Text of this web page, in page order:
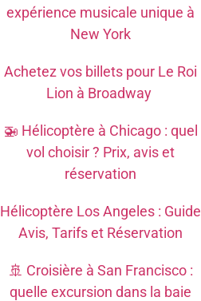
expérience musicale unique à
New York
Achetez vos billets pour Le Roi
Lion à Broadway
🚁 Hélicoptère à Chicago : quel
vol choisir ? Prix, avis et
réservation
Hélicoptère Los Angeles : Guide
Avis, Tarifs et Réservation
🚢 Croisière à San Francisco :
quelle excursion dans la baie